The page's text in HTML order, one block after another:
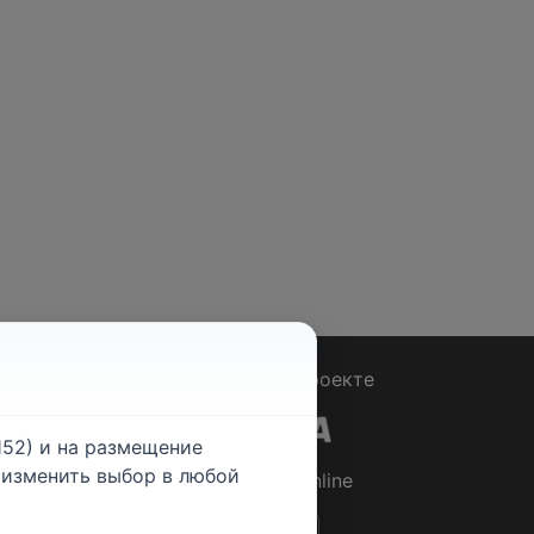
О проекте
© 2026Rabotniki.online
и на размещение
выбор в любой